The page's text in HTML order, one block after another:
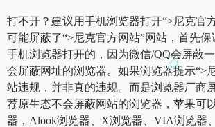
打不开？建议用手机浏览器打开“>尼克官
可能屏蔽了“>尼克官方网站”网站，首先
手机浏览器打开的，因为微信/QQ会屏蔽
会屏蔽网址的浏览器。如果浏览器提示“>
站违规，并非真的违规。而是浏览器厂商
荐原生态不会屏蔽网站的浏览器，苹果可
器，Alook浏览器、X浏览器、VIA浏览器